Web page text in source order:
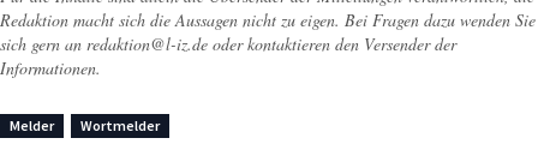
Redaktion macht sich die Aussagen nicht zu eigen. Bei Fragen dazu wenden Sie
sich gern an redaktion@l-iz.de oder kontaktieren den Versender der
Informationen.
Melder Wortmelder